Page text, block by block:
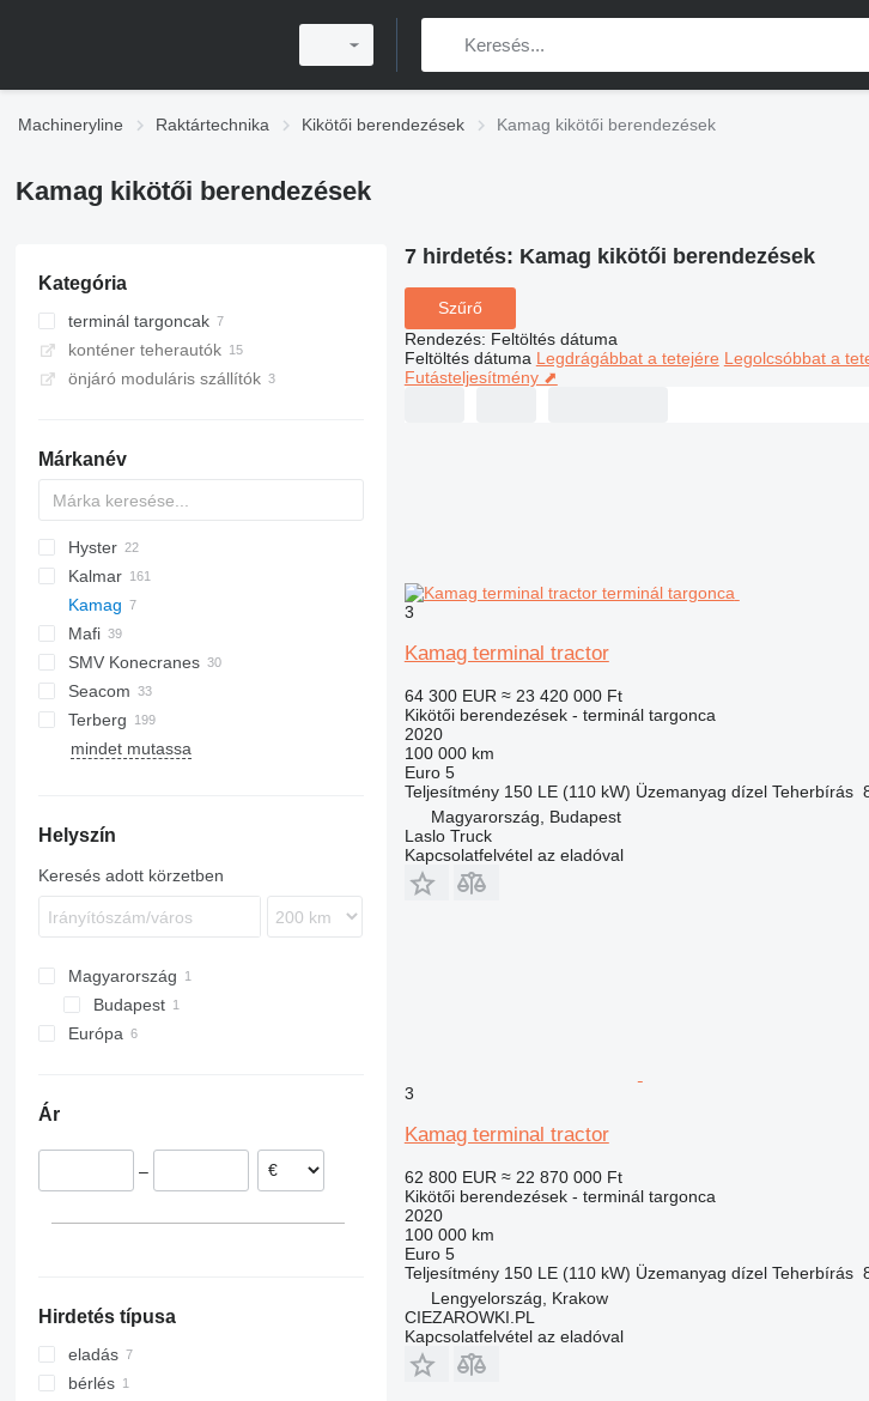
Machineryline Raktártechnika Kikötői berendezések Kamag kikötői berendezések
Kamag kikötői berendezések
Kategória
terminál targoncak
konténer teherautók
önjáró moduláris szállítók
Márkanév
HT
F378
F478
F481
F500
CS
HMK
Hyster
RS
Kalmar
DRD
DRF
DRG
RTD
TR
TT
Kamag
SMV
Mafi
MT
R-series
T-series
200
ML1812R
RM
SMV Konecranes
4632 TC5
SC
SMV
SRSC
Seacom
RT
UT
E-series
TR
FM
Terberg
BC
YT
TFC
mindet mutassa
Helyszín
Keresés adott körzetben
Magyarország
Budapest
Európa
Ár
–
Hirdetés típusa
eladás
bérlés
7 hirdetés: Kamag kikötői berendezések
Szűrő
Rendezés: Feltöltés dátuma
Feltöltés dátuma Legdrágábbat a tetejére Legolcsóbbat a
Futásteljesítmény ⬈
3
Kamag terminal tractor
64 300 EUR ≈ 23 420 000 Ft
Kikötői berendezések - terminál targonca
2020
100 000 km
Euro 5
Teljesítmény 150 LE (110 kW) Üzemanyag dízel Teherbírás
Magyarország, Budapest
Laslo Truck
Kapcsolatfelvétel az eladóval
3
Kamag terminal tractor
62 800 EUR ≈ 22 870 000 Ft
Kikötői berendezések - terminál targonca
2020
100 000 km
Euro 5
Teljesítmény 150 LE (110 kW) Üzemanyag dízel Teherbírás
Lengyelország, Krakow
CIEZAROWKI.PL
Kapcsolatfelvétel az eladóval